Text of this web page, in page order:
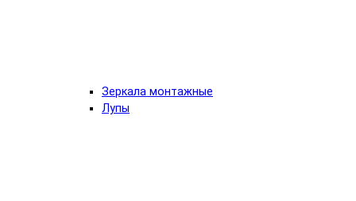
Зеркала монтажные
Лупы